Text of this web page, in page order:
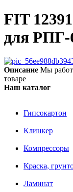
FIT
для
Описание Мы
товаре
Наш каталог
Гипсокартон
Клинкер
Компрессоры
Краска,
Ламинат